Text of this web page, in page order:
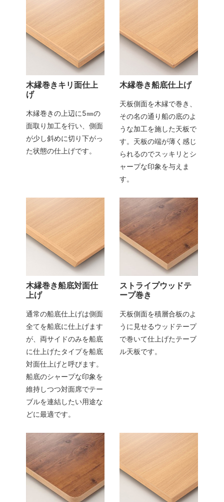
木縁巻きキリ面仕上
げ
木縁巻きの上辺に5㎜の
面取り加工を行い、側面
が少し斜めに切り下がっ
た状態の仕上げです。
木縁巻き船底仕上げ
天板側面を木縁で巻き、
その名の通り船の底のよ
うな加工を施した天板で
す。天板の端が薄く感じ
られるのでスッキリとシ
ャープな印象を与えま
す。
木縁巻き船底対面仕
上げ
通常の船底仕上げは側面
全てを船底に仕上げます
が、両サイドのみを船底
に仕上げたタイプを船底
対面仕上げと呼びます。
船底のシャープな印象を
維持しつつ対面席でテー
ブルを連結したい用途な
どに最適です。
ストライプウッドテ
ープ巻き
天板側面を積層合板のよ
うに見せるウッドテープ
で巻いて仕上げたテーブ
ル天板です。